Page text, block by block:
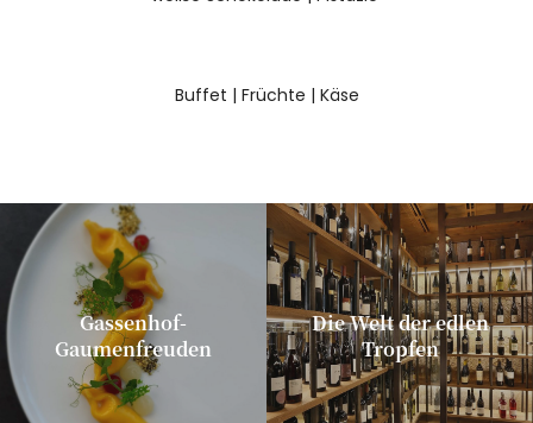
Buffet | Früchte | Käse
Gassenhof-
Gaumenfreuden
Die Welt der edlen
Tropfen